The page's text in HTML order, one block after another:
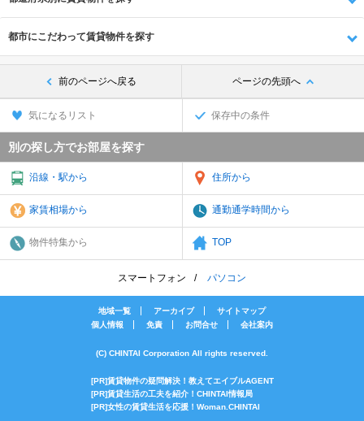
都市にこだわって賃貸物件を探す
前のページへ戻る ページの先頭へ
気になるリスト 保存中の条件
別の探し方でお部屋を探す
沿線・駅から 住所から
家賃相場から 通勤通学時間から
物件特集から TOP
スマートフォン パソコン
地域一覧 アーカイブ
サイトマップ
個人情報
免責 お問合せ 会社案内
(C) CHINTAI Corporation All rights reserved.
[PR]賃貸物件の疑問解決！教えてエイブルAGENT
[PR]賃貸生活の工夫を紹介！CHINTAI情報局
[PR]女性の賃貸生活を応援！Woman.CHINTAI